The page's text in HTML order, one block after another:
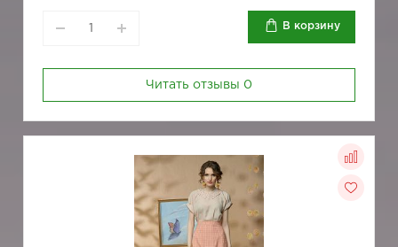
В корзину
Читать отзывы 0